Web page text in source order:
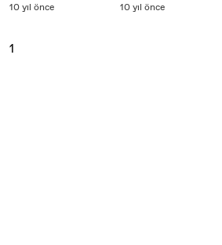
10 yıl önce 10 yıl önce
1